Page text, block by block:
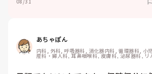
あちゃぽん
内科, 外科, 呼吸器科, 消化器内科, 循環器科, 小
産科・婦人科, 耳鼻咽喉科, 皮膚科, 泌尿器科,
急科, 超急性期, ICU, CCU, HCU, その他の科, マ